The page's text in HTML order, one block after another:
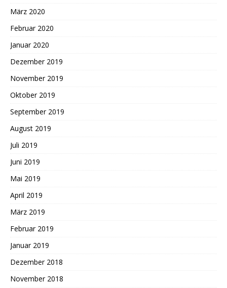
März 2020
Februar 2020
Januar 2020
Dezember 2019
November 2019
Oktober 2019
September 2019
August 2019
Juli 2019
Juni 2019
Mai 2019
April 2019
März 2019
Februar 2019
Januar 2019
Dezember 2018
November 2018